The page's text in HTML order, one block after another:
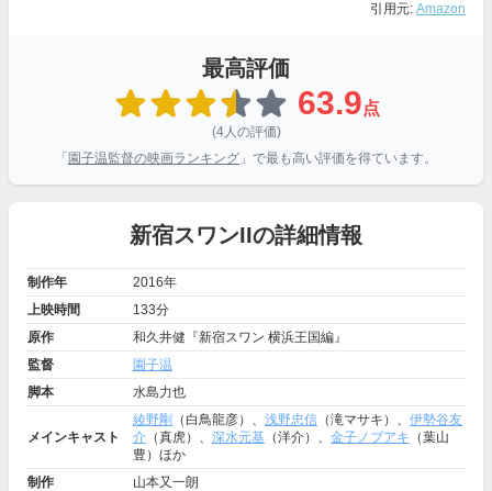
引用元: Amazon
最高評価
63.9点
(4人の評価)
「 園子温監督の映画ランキング 」で最も高い評価を得ています。
新宿スワンIIの詳細情報
制作年
2016年
上映時間
133分
原作
和久井健『新宿スワン 横浜王国編』
監督
園子温
脚本
水島力也
メインキャスト
綾野剛 （白鳥龍彦）、 浅野忠信 （滝マサキ）、 伊勢谷友
介 （真虎）、 深水元基 （洋介）、 金子ノブアキ （葉山
豊）ほか
制作
山本又一朗